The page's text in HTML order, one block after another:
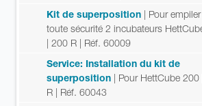
Kit de superposition | Pour
toute sécurité 2 incubateurs
| 200 R | Réf. 60009
Service: Installation du kit de
superposition | Pour HettCube
R | Réf. 60043